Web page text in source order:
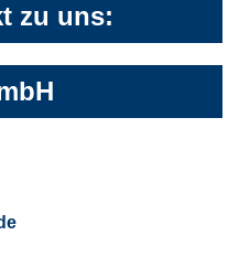
zu uns: